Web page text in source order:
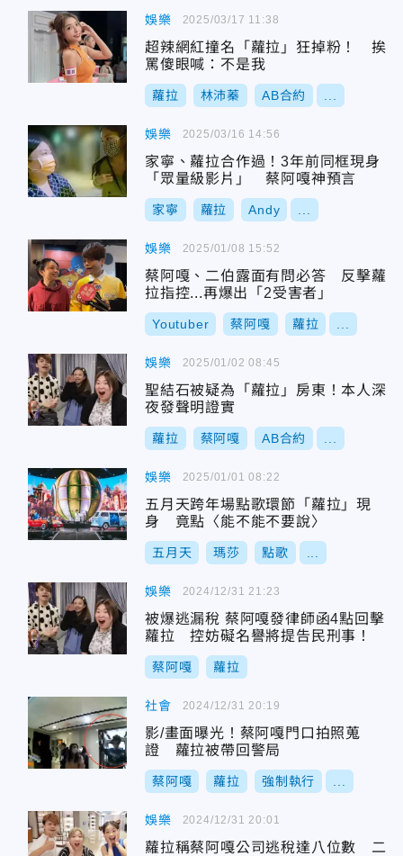
娛樂
超辣網紅撞名「蘿拉」狂掉粉！ 挨
罵傻眼喊：不是我
蘿拉 林沛蓁 AB合約
2025/03/17 11:38
娛樂
家寧、蘿拉合作過！3年前同框現身
「眾量級影片」 蔡阿嘎神預言
家寧 蘿拉 Andy
2025/03/16 14:56
娛樂
蔡阿嘎、二伯露面有問必答 反擊蘿
拉指控...再爆出「2受害者」
Youtuber 蔡阿嘎 蘿拉
2025/01/08 15:52
娛樂
聖結石被疑為「蘿拉」房東！本人深
夜發聲明證實
蘿拉 蔡阿嘎 AB合約
2025/01/02 08:45
娛樂
五月天跨年場點歌環節「蘿拉」現
身 竟點〈能不能不要說〉
五月天 瑪莎 點歌
2025/01/01 08:22
娛樂
被爆逃漏稅 蔡阿嘎發律師函4點回擊
蘿拉 控妨礙名譽將提告民刑事！
蔡阿嘎 蘿拉
2024/12/31 21:23
社會
影/畫面曝光！蔡阿嘎門口拍照蒐
證 蘿拉被帶回警局
蔡阿嘎 蘿拉 強制執行
2024/12/31 20:19
娛樂
蘿拉稱蔡阿嘎公司逃稅達八位數 二
2024/12/31 20:01